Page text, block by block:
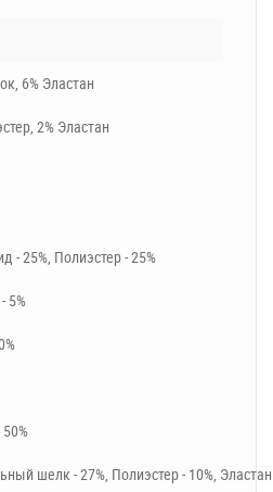
6% Эластан
2% Эластан
- 25%, Полиэстер - 25%
5%
шелк - 27%, Полиэстер - 10%, Эластан